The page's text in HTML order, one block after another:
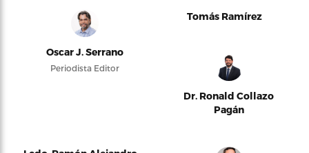
Oscar J. Serrano
Periodista Editor
Tomás Ramírez
Dr. Ronald Collazo
Pagán